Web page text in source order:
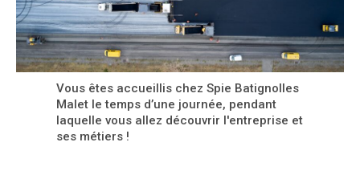
Vous êtes accueillis chez Spie Batignolles
Malet le temps d’une journée, pendant
laquelle vous allez découvrir l'entreprise et
ses métiers !